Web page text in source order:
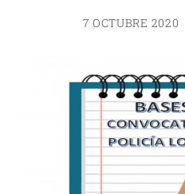
7 OCTUBRE 2020